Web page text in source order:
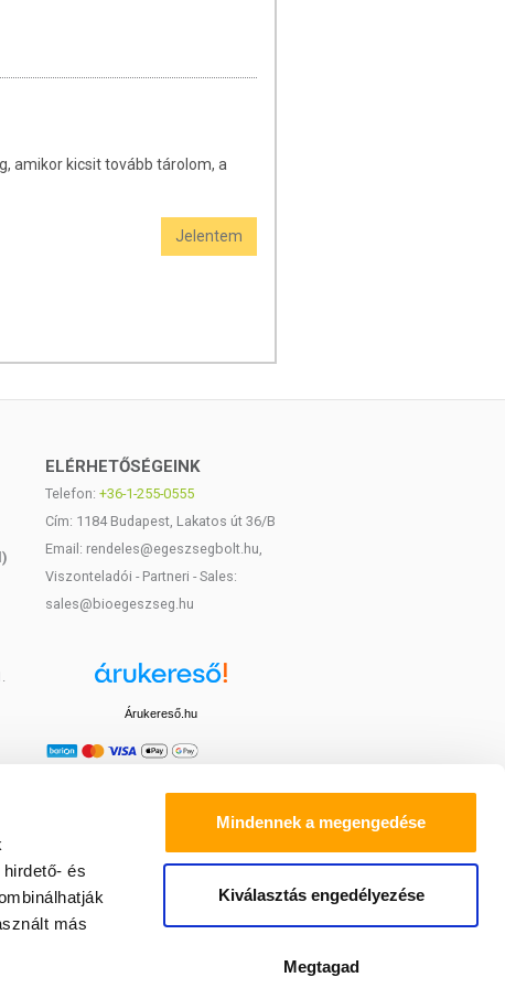
és
más
Mindennek a megengedése
Kiválasztás engedélyezése
Megtagad
amikor kicsit tovább tárolom, a
Jelentem
ELÉRHETŐSÉGEINK
Telefon: +36-1-255-0555
Cím: 1184 Budapest, Lakatos út 36/B
Email: rendeles@egeszsegbolt.hu,
Viszonteladói - Partneri - Sales:
sales@bioegeszseg.hu
Árukereső.hu